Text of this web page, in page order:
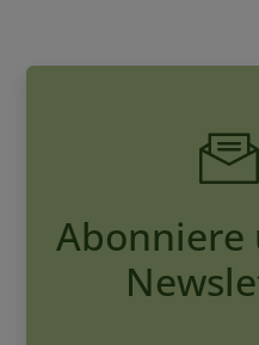
Abonniere